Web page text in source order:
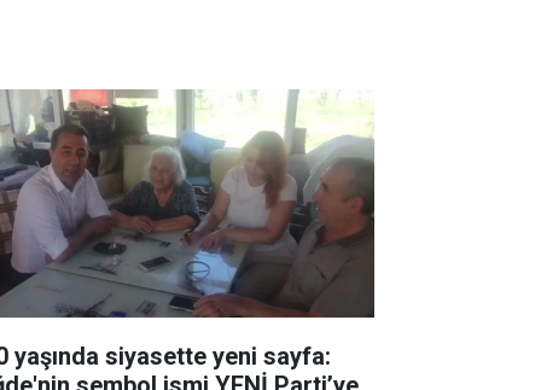
yaşında siyasette yeni sayfa: